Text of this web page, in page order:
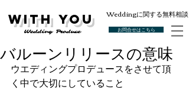
With You
Wedding Produce お問合せはこちら
Weddingに関する無料相談
バルーンリリースの意味
ウエディングプロデュースをさせて頂
く中で大切にしていること